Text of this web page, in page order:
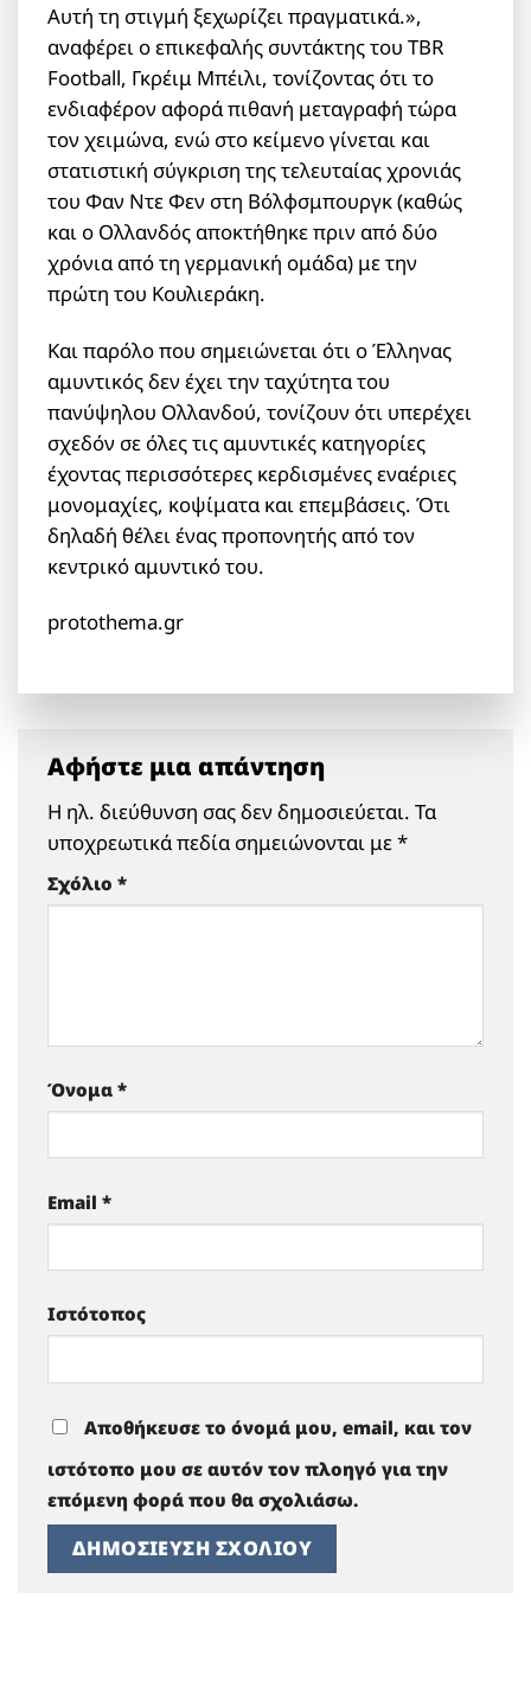
Αυτή τη στιγμή ξεχωρίζει πραγματικά.»,
αναφέρει o επικεφαλής συντάκτης του TBR
Football, Γκρέιμ Μπέιλι, τονίζοντας ότι το
ενδιαφέρον αφορά πιθανή μεταγραφή τώρα
τον χειμώνα, ενώ στο κείμενο γίνεται και
στατιστική σύγκριση της τελευταίας χρονιάς
του Φαν Ντε Φεν στη Βόλφσμπουργκ (καθώς
και ο Ολλανδός αποκτήθηκε πριν από δύο
χρόνια από τη γερμανική ομάδα) με την
πρώτη του Κουλιεράκη.
Και παρόλο που σημειώνεται ότι ο Έλληνας
αμυντικός δεν έχει την ταχύτητα του
πανύψηλου Ολλανδού, τονίζουν ότι υπερέχει
σχεδόν σε όλες τις αμυντικές κατηγορίες
έχοντας περισσότερες κερδισμένες εναέριες
μονομαχίες, κοψίματα και επεμβάσεις. Ότι
δηλαδή θέλει ένας προπονητής από τον
κεντρικό αμυντικό του.
protothema.gr
Αφήστε μια απάντηση
Η ηλ. διεύθυνση σας δεν δημοσιεύεται. Τα
υποχρεωτικά πεδία σημειώνονται με*
Σχόλιο *
Όνομα *
Email *
Ιστότοπος
Αποθήκευσε το όνομά μου, email, και τον
ιστότοπο μου σε αυτόν τον πλοηγό για την
επόμενη φορά που θα σχολιάσω.